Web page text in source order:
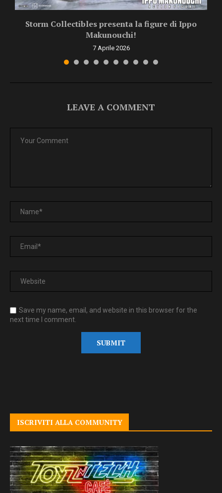
Storm Collectibles presenta la figure di Ippo
Makunouchi!
7 Aprile 2026
LEAVE A COMMENT
Save my name, email, and website in this browser for the
next time I comment.
ISCRIVITI ALLA COMMUNITY